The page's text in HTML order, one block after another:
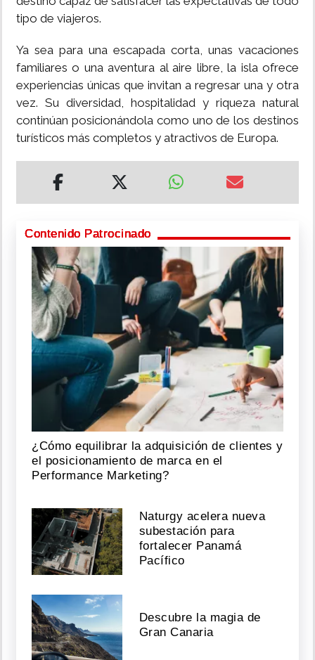
tipo de viajeros.
Ya sea para una escapada corta, unas vacaciones
familiares o una aventura al aire libre, la isla ofrece
experiencias únicas que invitan a regresar una y otra
vez. Su diversidad, hospitalidad y riqueza natural
continúan posicionándola como uno de los destinos
turísticos más completos y atractivos de Europa.
Contenido Patrocinado
¿Cómo equilibrar la adquisición de clientes y
el posicionamiento de marca en el
Performance Marketing?
Naturgy acelera nueva
subestación para
fortalecer Panamá
Pacífico
Descubre la magia de
Gran Canaria